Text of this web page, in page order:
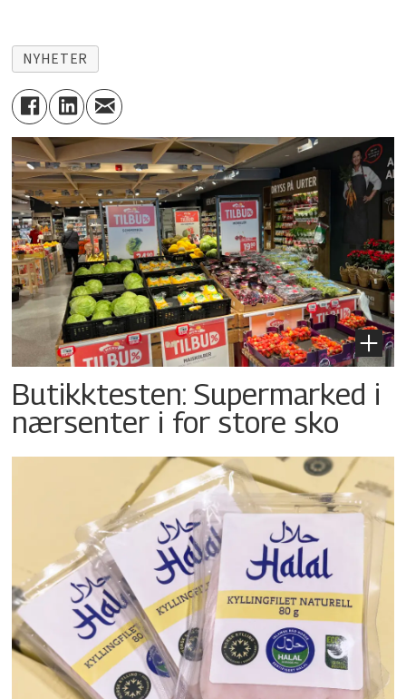
NYHETER
Butikktesten: Supermarked i
nærsenter i for store sko